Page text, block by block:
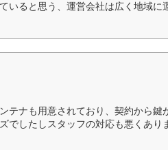
いると思う、運営会社は広く地域に
テナも用意されており、契約から鍵
でしたしスタッフの対応も悪くあり